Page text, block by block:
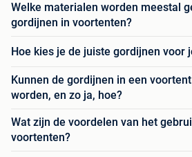
Welke materialen worden meestal
gordijnen in voortenten?
Hoe kies je de juiste gordijnen voor
Kunnen de gordijnen in een
worden, en zo ja, hoe?
Wat zijn de voordelen van het
voortenten?